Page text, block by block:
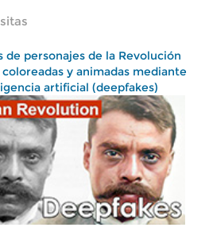
de personajes de la Revolución
y animadas mediante
artificial (deepfakes)